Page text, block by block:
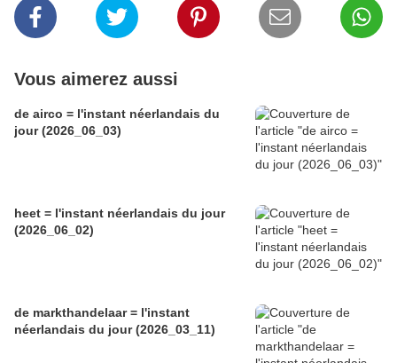
Vous aimerez aussi
de airco = l'instant néerlandais du
jour (2026_06_03)
heet = l'instant néerlandais du jour
(2026_06_02)
de markthandelaar = l'instant
néerlandais du jour (2026_03_11)